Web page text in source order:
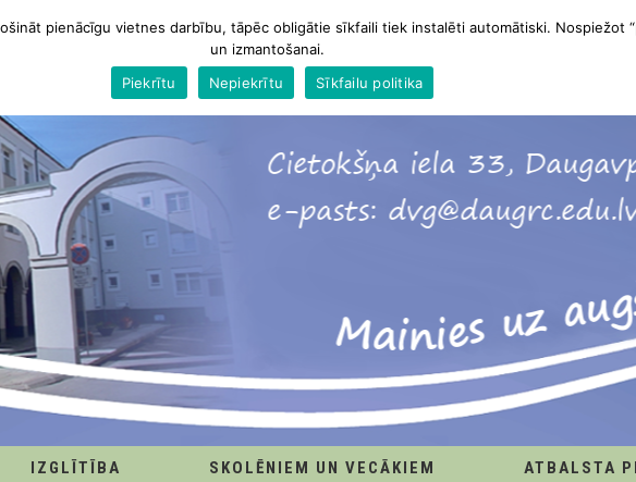
IZGLĪTĪBA SKOLĒNIEM UN VECĀKIEM ATBALSTA
pienācīgu vietnes darbību, tāpēc obligātie sīkfaili tiek instalēti automātiski. Nospiežot
un izmantošanai.
Piekrītu
Nepiekrītu Sīkfailu politika